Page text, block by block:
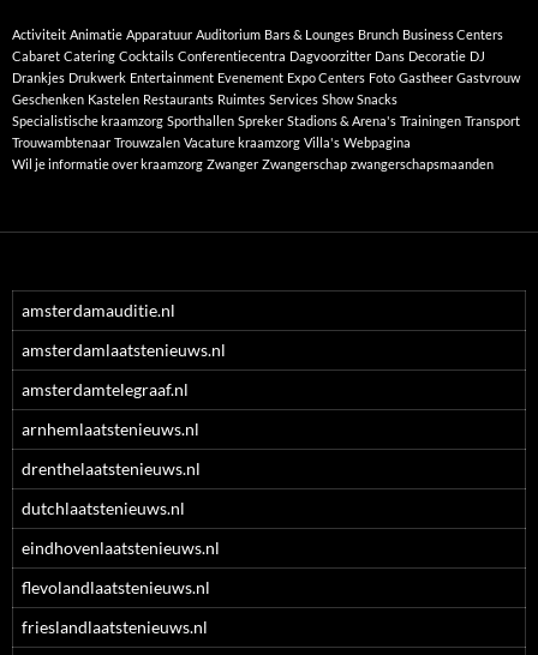
Activiteit Animatie Apparatuur Auditorium Bars & Lounges Brunch Business Centers
Cabaret Catering Cocktails Conferentiecentra Dagvoorzitter Dans Decoratie DJ
Drankjes Drukwerk Entertainment Evenement Expo Centers Foto Gastheer Gastvrouw
Geschenken Kastelen Restaurants Ruimtes Services Show Snacks
Specialistische kraamzorg Sporthallen Spreker Stadions & Arena's Trainingen Transport
Trouwambtenaar Trouwzalen Vacature kraamzorg Villa's Webpagina
Wil je informatie over kraamzorg Zwanger Zwangerschap zwangerschapsmaanden
amsterdamauditie.nl
amsterdamlaatstenieuws.nl
amsterdamtelegraaf.nl
arnhemlaatstenieuws.nl
drenthelaatstenieuws.nl
dutchlaatstenieuws.nl
eindhovenlaatstenieuws.nl
flevolandlaatstenieuws.nl
frieslandlaatstenieuws.nl